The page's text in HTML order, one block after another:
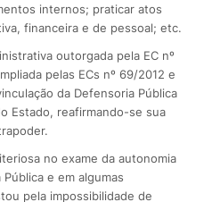
internos; praticar atos
financeira e de pessoal; etc.
outorgada pela EC nº
pelas ECs nº 69/2012 e
da Defensoria Pública
Estado, reafirmando-se sua
no exame da autonomia
e em algumas
pela impossibilidade de